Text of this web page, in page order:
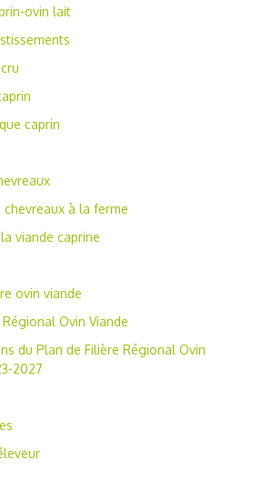
ovin lait
caprin
chevreaux à la ferme
viande caprine
ovin viande
Ovin Viande
du Plan de Filière Régional Ovin
2027